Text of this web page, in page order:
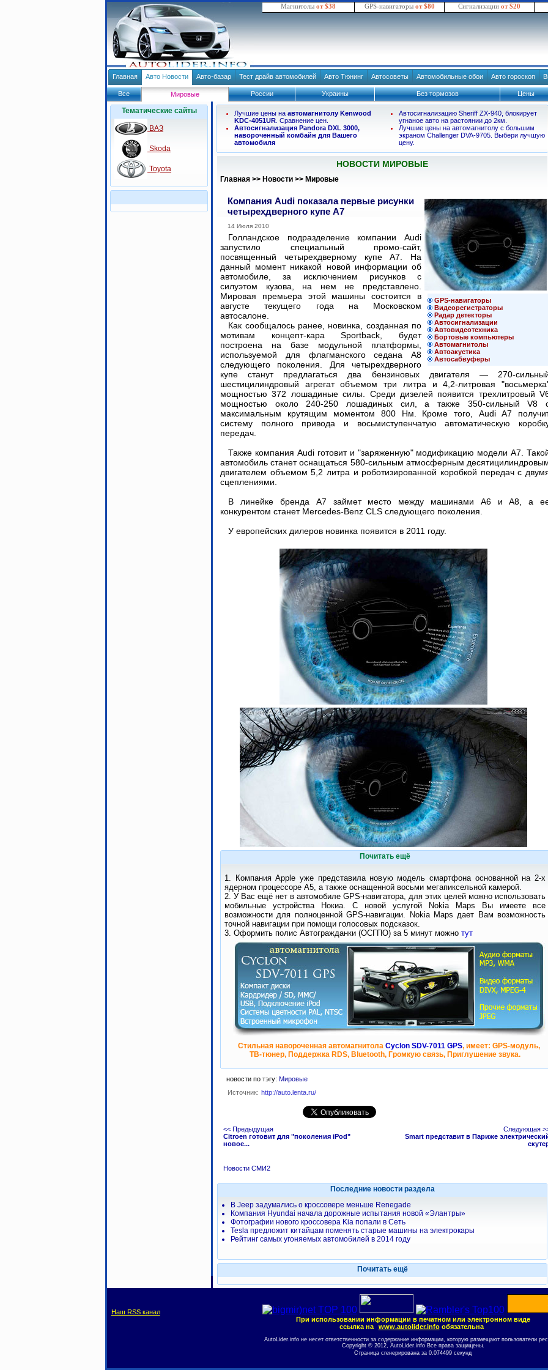
Магнитолы от $38 GPS-навигаторы от $80 Сигнализации от $20
Главная Авто Новости Авто-базар Тест драйв автомобилей Авто Тюнинг Автосоветы Автомобильные обои Авто гороскоп
Все Мировые России Украины Без тормозов Цены
Тематические сайты
ВАЗ
Skoda
Toyota
Лучшие цены на автомагнитолу Kenwood
KDC-4051UR . Сравнение цен.
Автосигнализация Pandora DXL 3000,
навороченный комбайн для Вашего
автомобиля
Автосигнализацию Sheriff ZX-940, блокирует
угнаное авто на растоянии до 2км.
Лучшие цены на автомагнитолу с большим
экраном Challenger DVA-9705. Выбери лучшую
цену.
НОВОСТИ МИРОВЫЕ
Главная >> Новости >> Мировые
GPS-навигаторы
Видеорегистраторы
Радар детекторы
Автосигнализации
Автовидеотехника
Бортовые компьютеры
Автомагнитолы
Автоакустика
Автосабвуферы
Компания Audi показала первые рисунки
четырехдверного купе A7
14 Июля 2010
Голландское подразделение компании Audi
запустило специальный промо-сайт,
посвященный четырехдверному купе A7. На
данный момент никакой новой информации об
автомобиле, за исключением рисунков с
силуэтом кузова, на нем не представлено.
Мировая премьера этой машины состоится в
августе текущего года на Московском
автосалоне.
Как сообщалось ранее, новинка, созданная по
мотивам концепт-кара Sportback, будет
построена на базе модульной платформы,
используемой для флагманского седана A8
следующего поколения. Для четырехдверного
купе станут предлагаться два бензиновых двигателя — 270-
шестицилиндровый агрегат объемом три литра и 4,2-литровая
мощностью 372 лошадиные силы. Среди дизелей появится трехлитровый
мощностью около 240-250 лошадиных сил, а также 350-сильный V8
максимальным крутящим моментом 800 Нм. Кроме того, Audi A7
систему полного привода и восьмиступенчатую автоматическую
передач.
Также компания Audi готовит и "заряженную" модификацию модели A7.
автомобиль станет оснащаться 580-сильным атмосферным
двигателем объемом 5,2 литра и роботизированной коробкой передач с
сцеплениями.
В линейке бренда A7 займет место между машинами A6 и A8, а
конкурентом станет Mercedes-Benz CLS следующего поколения.
У европейских дилеров новинка появится в 2011 году.
Почитать ещё
1. Компания Apple уже представила новую модель смартфона основанной на 2-х
ядерном процессоре А5, а также оснащенной восьми мегапиксельной камерой.
2. У Вас ещё нет в автомобиле GPS-навигатора, для этих целей можно использовать
мобильные устройства Нокиа. С новой услугой Nokia Maps Вы имеете все
возможности для полноценной GPS-навигации. Nokia Maps дает Вам возможность
точной навигации при помощи голосовых подсказок.
3. Оформить полис Автогражданки (ОСГПО) за 5 минут можно тут
Стильная навороченная автомагнитолаCyclon SDV-7011 GPS, имеет: GPS-модуль,
ТВ-тюнер, Поддержка RDS, Bluetooth, Громкую связь, Приглушение звука.
новости по тэгу: Мировые
Источник: http://auto.lenta.ru/
<< Предыдущая
Citroen готовит для "поколения iPod"
новое...
Следующая
Smart представит в Париже
Новости СМИ2
Последние новости раздела
В Jeep задумались о кроссовере меньше Renegade
Компания Hyundai начала дорожные испытания новой «Элантры»
Фотографии нового кроссовера Kia попали в Сеть
Tesla предложит китайцам поменять старые машины на электрокары
Рейтинг самых угоняемых автомобилей в 2014 году
Почитать ещё
Наш RSS канал
При использовании информации в печатном или электронном виде
ссылка на
www.autolider.infoобязательна
AutoLider.info не несет ответственности за содержание информации, которую размещают пользователи
Copyright © 2012, AutoLider.info Все права защищены.
Страница сгенерирована за 0.074499 секунд